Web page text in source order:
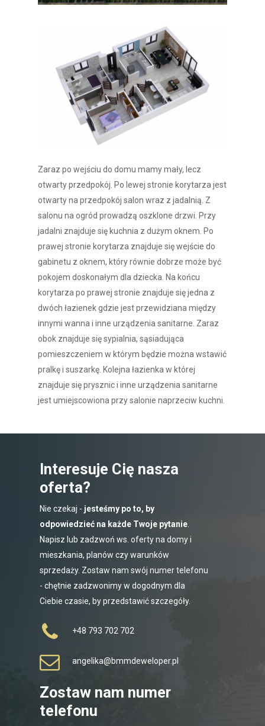
Zaraz po wejściu do domu mamy mały, lecz
otwarty przedpokój. Po lewej stronie korytarza jest
otwarty na przedpokój salon wraz z jadalnią. Z
salonu na ogród prowadzą oszklone drzwi. Przy
jadalni znajduje się kuchnia z dużym oknem. Po
prawej stronie korytarza znajduje się wejście do
gabinetu z oknem, który równie dobrze może być
pokojem doskonałym dla dziecka. Na końcu
korytarza po prawej stronie znajduje się jedna z
dwóch łazienek gdzie jest przewidziana między
innymi wanna i inne urządzenia sanitarne. Zaraz
obok znajduje się sypialnia, sąsiadująca
pomieszczeniem w którym będzie można wstawić
pralkę i suszarkę. Kolejna łazienka w której
znajduje się prysznic i inne urządzenia sanitarne
jest umiejscowiona przy salonie naprzeciw kuchni.
Interesuje Cię nasza
oferta?
Nie czekaj - jesteśmy po to, by
odpowiedzieć na każde Twoje pytanie
Napisz lub zadzwoń ws. oferty na domy i
mieszkania, planów czy warunków
sprzedaży. Zostaw nam swój numer telefonu
- chętnie zadzwonimy w dogodnym dla
Ciebie czasie, by przedstawić szczegóły.
+48 793 702 702
angelika@bmmdeweloper.pl
Zostaw nam numer
telefonu